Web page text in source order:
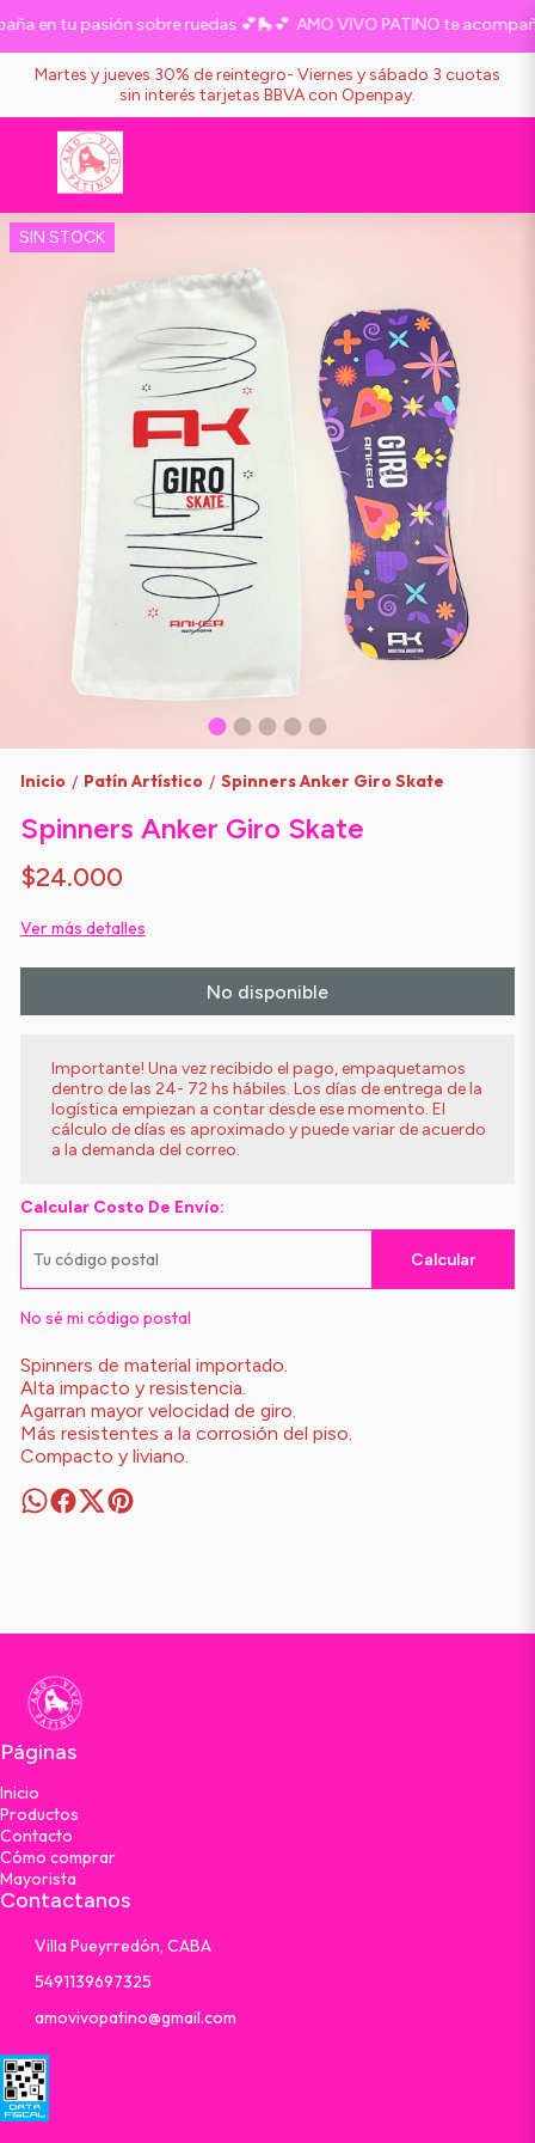
en tu pasión sobre ruedas 💕🛼💕 AMO VIVO PATINO te
Martes y jueves 30% de reintegro- Viernes y sábado 3 cuotas
sin interés tarjetas BBVA con Openpay.
SIN STOCK
Inicio / Patín Artístico / Spinners Anker Giro Skate
Spinners Anker Giro Skate
$24.000
Ver más detalles
No disponible
Importante! Una vez recibido el pago, empaquetamos
dentro de las 24- 72 hs hábiles. Los días de entrega de la
logística empiezan a contar desde ese momento. El
cálculo de días es aproximado y puede variar de acuerdo
a la demanda del correo.
Calcular Costo De Envío:
Calcular
No sé mi código postal
Spinners de material importado.
Alta impacto y resistencia.
Agarran mayor velocidad de giro.
Más resistentes a la corrosión del piso.
Compacto y liviano.
Páginas
Inicio
Productos
Contacto
Cómo comprar
Mayorista
Contactanos
Villa Pueyrredón, CABA
5491139697325
amovivopatino@gmail.com